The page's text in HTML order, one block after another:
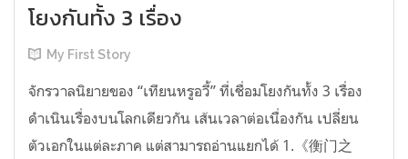
โยงกันทั้ง 3 เรื่อง
My First Story
จักรวาลนิยายของ “เทียนหรูอวี้” ที่เชื่อมโยงกันทั้ง 3 เรื่อง
ดำเนินเรื่องบนโลกเดียวกัน เส้นเวลาต่อเนื่องกัน เปลี่ยน
ตัวเอกในแต่ละภาค แต่สามารถอ่านแยกได้ 1.《衡门之